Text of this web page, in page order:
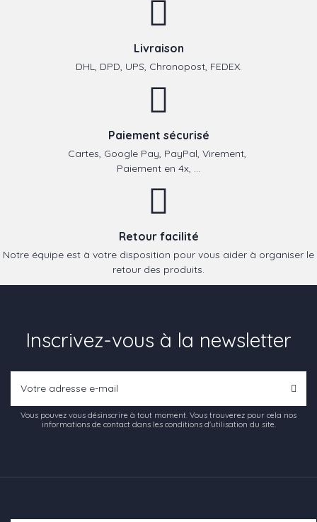
Livraison
DHL, DPD, UPS, Chronopost, FEDEX.
Paiement sécurisé
Cartes, Google Pay, PayPal, Virement,
Paiement en 4x, ...
Retour facilité
Notre équipe est à votre disposition pour vous aider à organiser le
retour des produits.
Inscrivez-vous à la newsletter
Vous pouvez vous désinscrire à tout moment. Vous trouverez pour cela nos
informations de contact dans les conditions d'utilisation du site.